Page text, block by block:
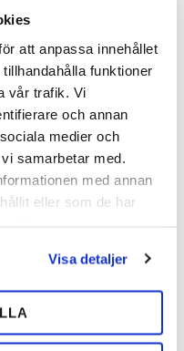
att anpassa innehållet
funktioner
vår trafik. Vi
och annan
medier och
samarbetar med.
med annan
eller som de har
Visa detaljer
INFO